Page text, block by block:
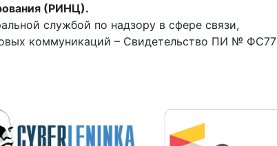
(РИНЦ).
службой по надзору в сфере связи,
коммуникаций – Свидетельство ПИ № ФС77